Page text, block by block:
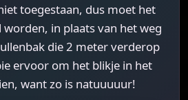
toegestaan, dus moet het
in plaats van het weg
die 2 meter verderop
ervoor om het blikje in het
want zo is natuuuuur!